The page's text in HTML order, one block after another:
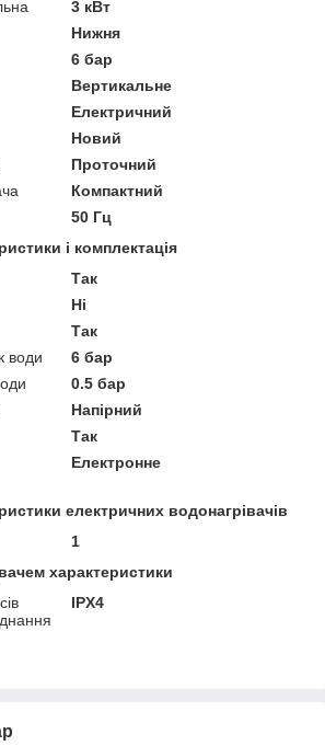
3 кВт
Нижня
6 бар
Вертикальне
Електричний
Новий
Проточний
Компактний
50 Гц
і комплектація
Так
Ні
Так
води
6 бар
0.5 бар
Напірний
Так
Електронне
електричних водонагрівачів
1
характеристики
IPХ4